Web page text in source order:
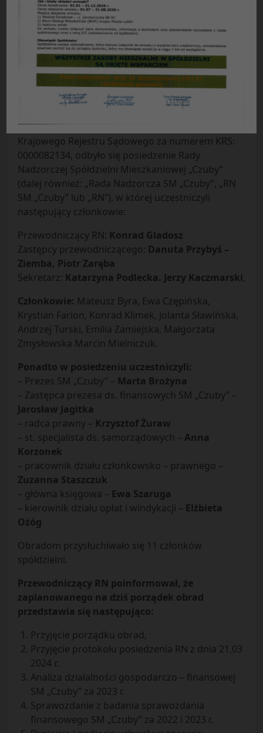
Protokół Nr 4 /2024
z posiedzenia Rady Nadzorczej SM „Czuby” w
Lublinie, które odbyło się
w dniu 30.04.2024 r.
W dniu 21 marca 2024 r. o godz. 17:30 w siedzibie
Spółdzielni Mieszkaniowej „Czuby” wpisanej do
Rejestru Przedsiębiorców prowadzonego przez
siedzibą w Świdniku, VI Wydział Gospodarczy
Krajowego Rejestru Sądowego za numerem KRS:
0000082134, odbyło się posiedzenie Rady
Nadzorczej Spółdzielni Mieszkaniowej „Czuby”
(dalej również: „Rada Nadzorcza SM „Czuby”, „RN
SM „Czuby” lub „RN”), w której uczestniczyli
następujący członkowie:
Przewodniczący RN: Konrad Gladosz
Zastępcy przewodniczącego: Danuta Przybyś –
Ziemba, Piotr Zaręba
Sekretarz: Katarzyna Podlecka. Jerzy Kaczmarski,
Członkowie: Mateusz Byra, Ewa Czępińska,
Krystian Farion, Konrad Klimek, Jolanta Sławińska,
Andrzej Turski, Emilia Zamiejska, Małgorzata
Zmysłowska Marcin Mielniczuk.
Ponadto w posiedzeniu uczestniczyli:
– Prezes SM „Czuby” – Marta Brożyna
– Zastępca prezesa ds. finansowych SM „Czuby” –
Jarosław Jagitka
– radca prawny – Krzysztof Żuraw
– st. specjalista ds. samorządowych – Anna
Korzonek
– pracownik działu członkowsko – prawnego –
Zuzanna Staszczuk
– główna księgowa – Ewa Szaruga
– kierownik działu opłat i windykacji – Elżbieta
Ożóg
Obradom przysłuchiwało się 11 członków
spółdzielni.
Przewodniczący RN poinformował, że
zaplanowanego na dziś porządek obrad
przedstawia się następująco:
Przyjęcie porządku obrad,
Przyjęcie protokołu posiedzenia RN z dnia 21,03
2024 r.
Analiza działalności gospodarczo – finansowej
SM „Czuby” za 2023 r.
Sprawozdanie z badania sprawozdania
finansowego SM „Czuby” za 2022 i 2023 r.